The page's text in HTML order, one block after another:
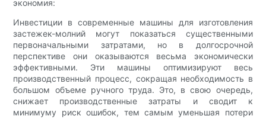
экономия:
Инвестиции в современные машины для изготовления
застежек-молний могут показаться существенными
первоначальными затратами, но в долгосрочной
перспективе они оказываются весьма экономически
эффективными. Эти машины оптимизируют весь
производственный процесс, сокращая необходимость в
большом объеме ручного труда. Это, в свою очередь,
снижает производственные затраты и сводит к
минимуму риск ошибок, тем самым уменьшая потери